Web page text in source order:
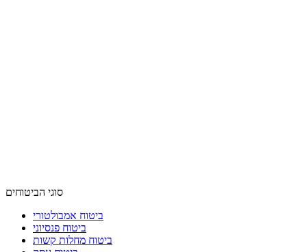
סוגי הביטוחים
ביטוח אמבולטורי
ביטוח פנסיוני
ביטוח מחלות קשות